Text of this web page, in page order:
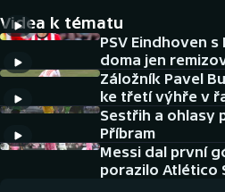
DALŠÍ SPORTY
Americký fotbal
Baseball a softbal
NEPŘEHLÉDNĚTE
Historické návraty
Videa k tématu
PSV Eindhoven
doma jen
Záložník Pavel
ke třetí výhře v
Sestřih a ohlasy
Příbram
Messi dal první
porazilo Atlético